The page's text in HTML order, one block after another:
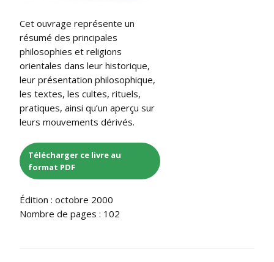
Cet ouvrage représente un
résumé des principales
philosophies et religions
orientales dans leur historique,
leur présentation philosophique,
les textes, les cultes, rituels,
pratiques, ainsi qu’un aperçu sur
leurs mouvements dérivés.
Télécharger ce livre au
format PDF
Édition : octobre 2000
Nombre de pages : 102